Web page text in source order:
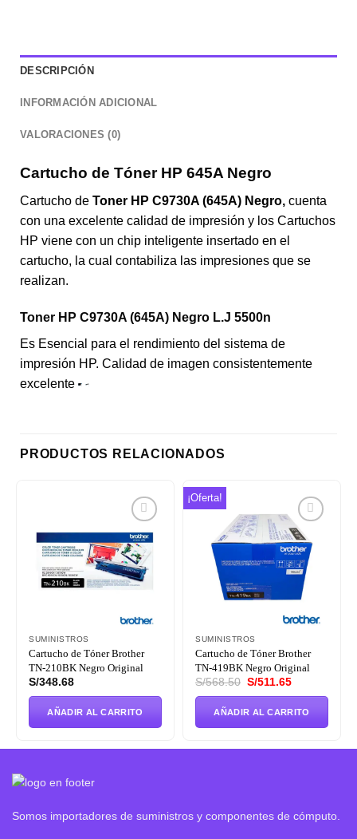
DESCRIPCIÓN
INFORMACIÓN ADICIONAL
VALORACIONES (0)
Cartucho de Tóner HP 645A Negro
Cartucho de Toner HP C9730A (645A) Negro, cuenta
con una excelente calidad de impresión y los Cartuchos
HP viene con un chip inteligente insertado en el
cartucho, la cual contabiliza las impresiones que se
realizan.
Toner HP C9730A (645A) Negro L.J 5500n
Es Esencial para el rendimiento del sistema de
impresión HP. Calidad de imagen consistentemente
excelente
PRODUCTOS RELACIONADOS
Añadir
a la
lista de
deseos
SUMINISTROS
Cartucho de Tóner Brother
TN-210BK Negro Original
S/348.68
AÑADIR AL CARRITO
¡Oferta!
Añadir
a la
lista de
deseos
SUMINISTROS
Cartucho de Tóner Brother
TN-419BK Negro Original
S/568.50 El
era:
S/511.65El
es:
S/511.65.
AÑADIR AL CARRITO
Somos importadores de suministros y componentes de cómputo.